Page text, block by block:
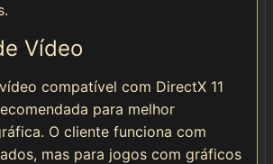
Vídeo
compatível com DirectX 11
para melhor
O cliente funciona com
mas para jogos com gráficos